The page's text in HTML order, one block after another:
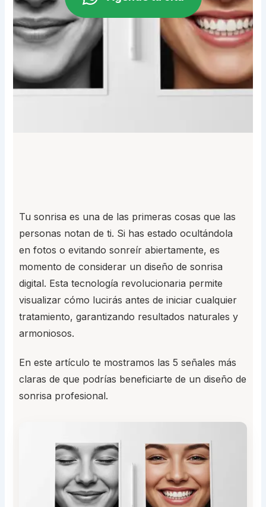
Tu sonrisa es una de las primeras cosas que las
personas notan de ti. Si has estado ocultándola
en fotos o evitando sonreír abiertamente, es
momento de considerar un diseño de sonrisa
digital. Esta tecnología revolucionaria permite
visualizar cómo lucirás antes de iniciar cualquier
tratamiento, garantizando resultados naturales y
armoniosos.
En este artículo te mostramos las 5 señales más
claras de que podrías beneficiarte de un diseño de
sonrisa profesional.